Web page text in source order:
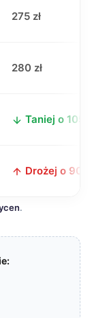
275 zł
280 zł
Taniej o 105
Drożej o 90
.